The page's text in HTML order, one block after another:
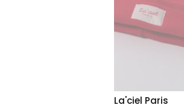
La'ciel Paris